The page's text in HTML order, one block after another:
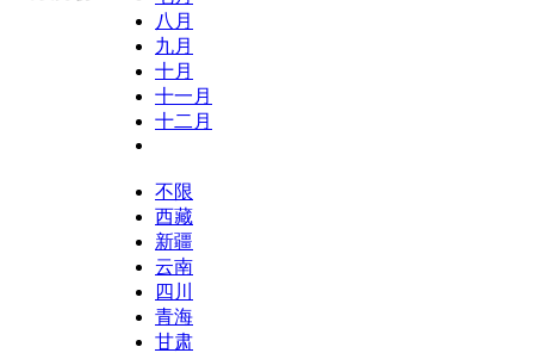
八月
九月
十月
十一月
十二月
不限
西藏
新疆
云南
四川
青海
甘肃